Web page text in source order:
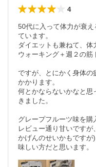
4
50代に入って体力が衰
ています。
ダイエットも兼ねて、体
ウォーキング＋週２の筋
ですが、とにかく身体
かかります。
何とかならないかなと
きました。
グレープフルーツ味を購
レビュー通り甘いです
かげんのせいかもですが
味しい方だと思います。